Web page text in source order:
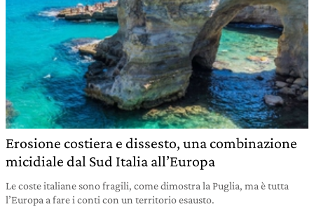
Erosione costiera e dissesto, una combinazione
micidiale dal Sud Italia all’Europa
Le coste italiane sono fragili, come dimostra la Puglia, ma è tutta
l’Europa a fare i conti con un territorio esausto.